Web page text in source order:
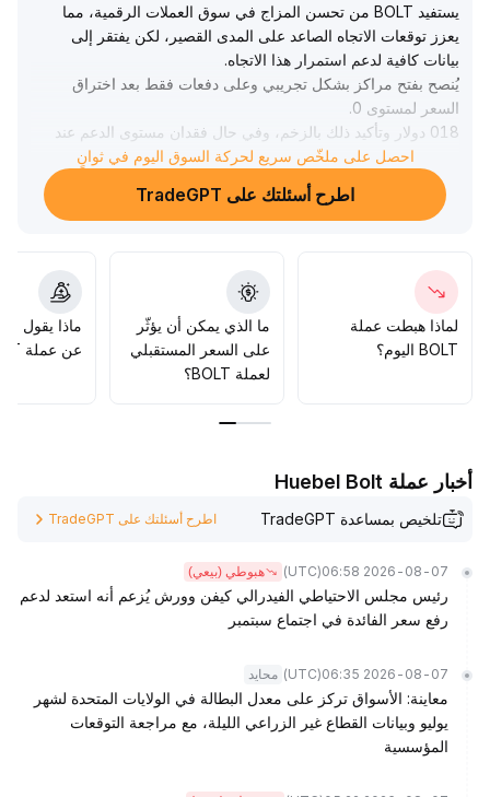
يستفيد BOLT من تحسن المزاج في سوق العملات الرقمية، مما
يعزز توقعات الاتجاه الصاعد على المدى القصير، لكن يفتقر إلى
بيانات كافية لدعم استمرار هذا الاتجاه.
يُنصح بفتح مراكز بشكل تجريبي وعلى دفعات فقط بعد اختراق
السعر لمستوى 0
.
018 دولار وتأكيد ذلك بالزخم، وفي حال فقدان مستوى الدعم عند
014 دولار يجب جني الأرباح أو وقف الخسارة بحزم، مع توخي
ضبط حجم الصفقات بدقة، وانتظار توضح المزيد من الإشارات
احصل على ملخّص سريع لحركة السوق اليوم في ثوانٍ
اطرح أسئلتك على TradeGPT
لماذا هبطت عملة
BOLT اليوم؟
ما الذي يمكن أن يؤثّر
على السعر المستقبلي
لعملة BOLT؟
ماذا يقول
عن عملة BOLT؟
أخبار عملة Huebel Bolt
تلخيص بمساعدة TradeGPT اطرح أسئلتك على TradeGPT
2026-08-07 06:58
(UTC) هبوطي (بيعي)
رئيس مجلس الاحتياطي الفيدرالي كيفن وورش يُزعم أنه استعد لدعم
رفع سعر الفائدة في اجتماع سبتمبر
2026-08-07 06:35
(UTC) محايد
معاينة: الأسواق تركز على معدل البطالة في الولايات المتحدة لشهر
يوليو وبيانات القطاع غير الزراعي الليلة، مع مراجعة التوقعات
المؤسسية